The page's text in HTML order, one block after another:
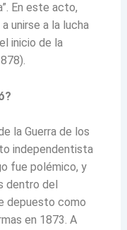
En este acto,
unirse a la lucha
inicio de la
la Guerra de los
independentista
fue polémico, y
dentro del
depuesto como
en 1873. A